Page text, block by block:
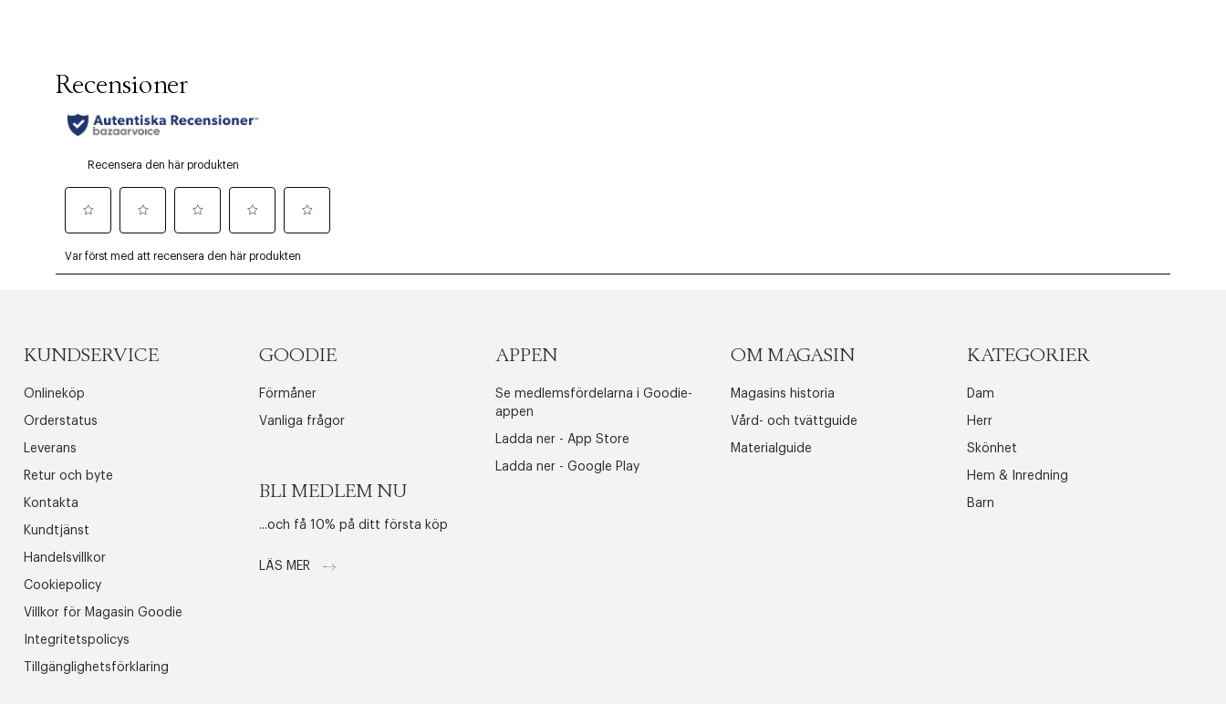
KUNDSERVICE
Onlineköp
Orderstatus
Leverans
Retur och byte
Kontakta
Kundtjänst
Handelsvillkor
Cookiepolicy
Villkor för Magasin Goodie
Integritetspolicys
Tillgänglighetsförklaring
GOODIE
Förmåner
Vanliga frågor
BLI MEDLEM NU
...och få 10% på ditt första köp
LÄS MER
APPEN
Se medlemsfördelarna i Goodie-
appen
Ladda ner - App Store
Ladda ner - Google Play
OM MAGASIN
Magasins historia
Vård- och tvättguide
Materialguide
KATEGORIER
Dam
Herr
Skönhet
Hem & Inredning
Barn